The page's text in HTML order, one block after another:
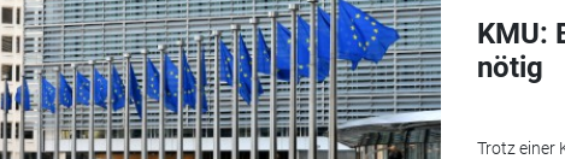
KMU:
nötig
Trotz einer